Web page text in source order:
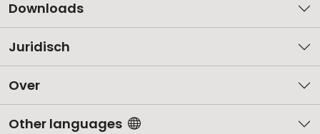
Downloads
Juridisch
Over
Other languages